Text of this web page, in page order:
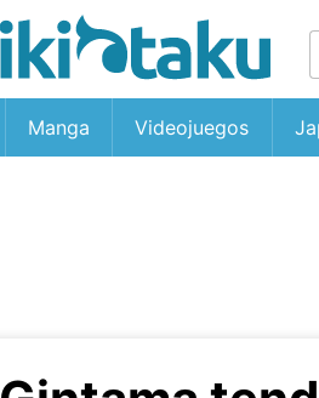
Manga Videojuegos